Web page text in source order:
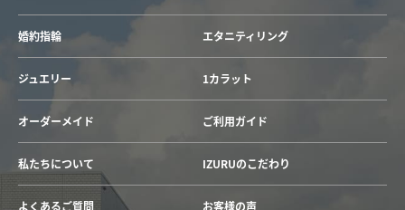
婚約指輪 エタニティリング
ジュエリー 1カラット
オーダーメイド ご利用ガイド
私たちについて IZURUのこだわり
よくあるご質問 お客様の声